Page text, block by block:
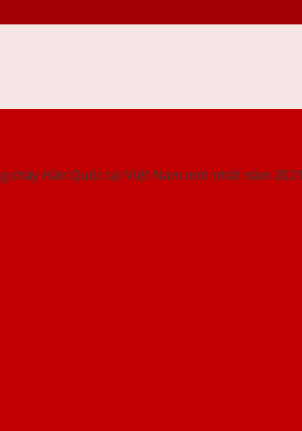
cháy Hàn Quốc tại Việt Nam mới nhất năm 2021